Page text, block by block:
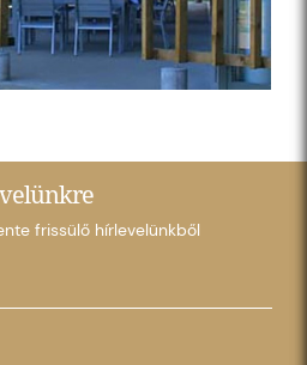
frissülő hírlevelünkből